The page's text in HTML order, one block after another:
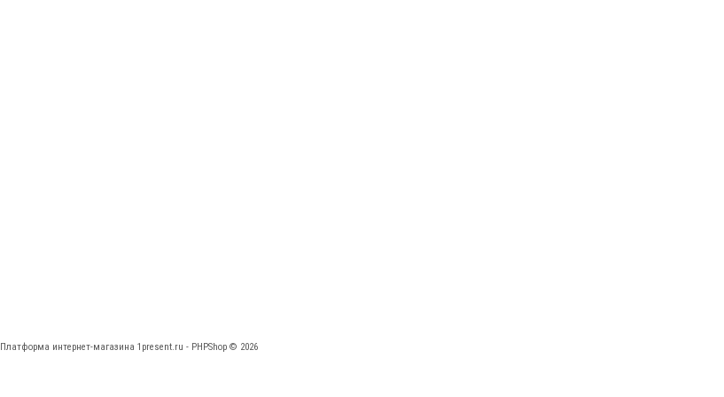
Платформа интернет-магазина 1present.ru - PHPShop © 2026